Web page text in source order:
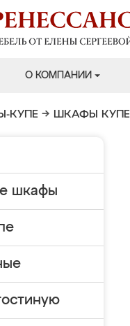
О КОМПАНИИ
КУПЕ → ШКАФЫ
шкафы